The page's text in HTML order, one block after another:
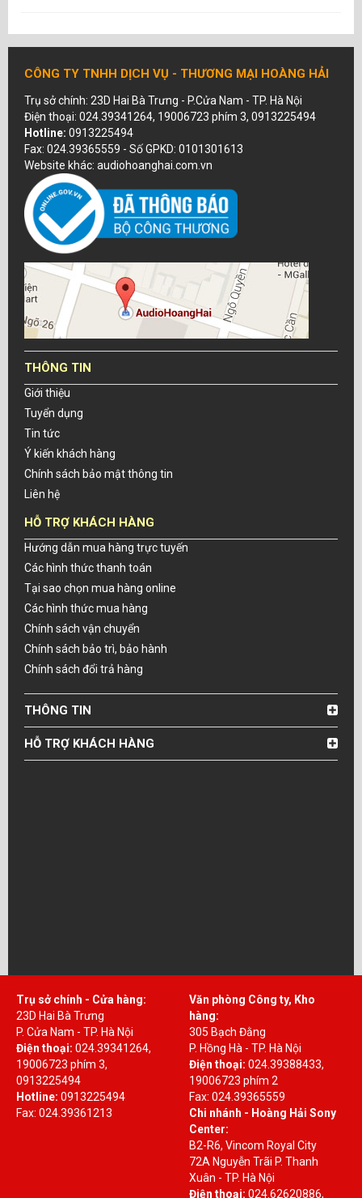
CÔNG TY TNHH DỊCH VỤ - THƯƠNG MẠI HOÀNG HẢI
Trụ sở chính: 23D Hai Bà Trưng - P.Cửa Nam - TP. Hà Nội
Điện thoại: 024.39341264, 19006723 phím 3, 0913225494
Hotline: 0913225494
Fax: 024.39365559 - Số GPKD: 0101301613
Website khác: audiohoanghai.com.vn
THÔNG TIN
Giới thiệu
Tuyển dụng
Tin tức
Ý kiến khách hàng
Chính sách bảo mật thông tin
Liên hệ
HỖ TRỢ KHÁCH HÀNG
Hướng dẫn mua hàng trực tuyến
Các hình thức thanh toán
Tại sao chọn mua hàng online
Các hình thức mua hàng
Chính sách vận chuyển
Chính sách bảo trì, bảo hành
Chính sách đổi trả hàng
THÔNG TIN
HỖ TRỢ KHÁCH HÀNG
Trụ sở chính - Cửa hàng:
23D Hai Bà Trưng
P. Cửa Nam - TP. Hà Nội
Điện thoại: 024.39341264,
19006723 phím 3,
0913225494
Hotline: 0913225494
Fax: 024.39361213
Văn phòng Công ty, Kho
hàng:
305 Bạch Đằng
P. Hồng Hà - TP. Hà Nội
Điện thoại: 024.39388433,
19006723 phím 2
Fax: 024.39365559
Chi nhánh - Hoàng Hải Sony
Center:
B2-R6, Vincom Royal City
72A Nguyễn Trãi P. Thanh
Xuân - TP. Hà Nội
Điện thoại: 024.62620886,